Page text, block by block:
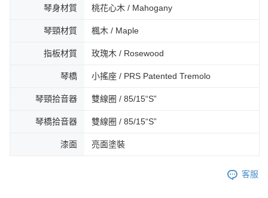
琴身材質 桃花心木 / Mahogany
琴頸材質 楓木 / Maple
指板材質 玫瑰木 / Rosewood
琴橋 小搖座 / PRS Patented Tremolo
琴頸拾音器 雙線圈 / 85/15“S”
琴橋拾音器 雙線圈 / 85/15“S”
漆面 亮面塗裝
客服